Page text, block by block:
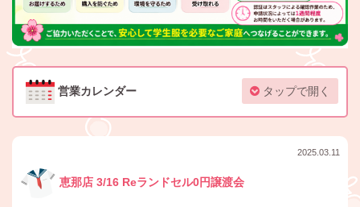
営業カレンダー タップで開く
2025.03.11
恵那店 3/16 Reランドセル0円譲渡会